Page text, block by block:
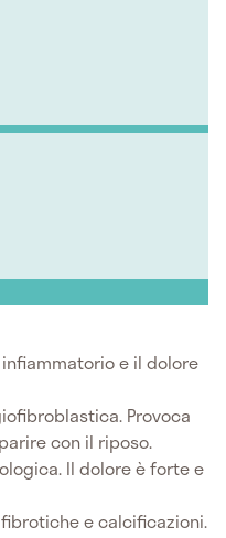
e il dolore
Provoca
con il riposo.
Il dolore è forte e
e calcificazioni.